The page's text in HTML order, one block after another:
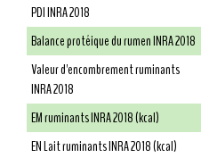
PDI INRA 2018
Balance protéique du rumen INRA 2018
Valeur d'encombrement ruminants
INRA 2018
EM ruminants INRA 2018 (kcal)
EN Lait ruminants INRA 2018 (kcal)